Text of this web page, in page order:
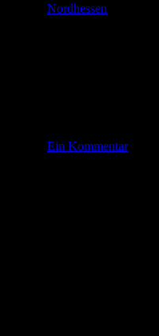
Nordhessen
Ein Kommentar